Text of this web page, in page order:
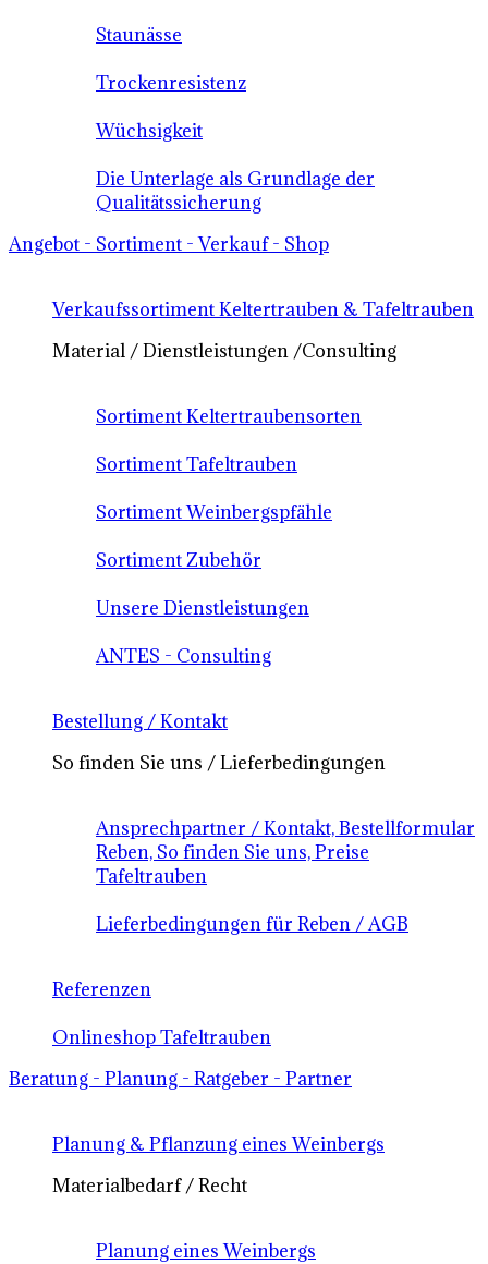
Staunässe
Trockenresistenz
Wüchsigkeit
Die Unterlage als Grundlage der
Qualitätssicherung
Angebot - Sortiment - Verkauf - Shop
Verkaufssortiment Keltertrauben & Tafeltrauben
Material / Dienstleistungen /Consulting
Sortiment Keltertraubensorten
Sortiment Tafeltrauben
Sortiment Weinbergspfähle
Sortiment Zubehör
Unsere Dienstleistungen
ANTES - Consulting
Bestellung / Kontakt
So finden Sie uns / Lieferbedingungen
Ansprechpartner / Kontakt, Bestellformular
Reben, So finden Sie uns, Preise
Tafeltrauben
Lieferbedingungen für Reben / AGB
Referenzen
Onlineshop Tafeltrauben
Beratung - Planung - Ratgeber - Partner
Planung & Pflanzung eines Weinbergs
Materialbedarf / Recht
Planung eines Weinbergs